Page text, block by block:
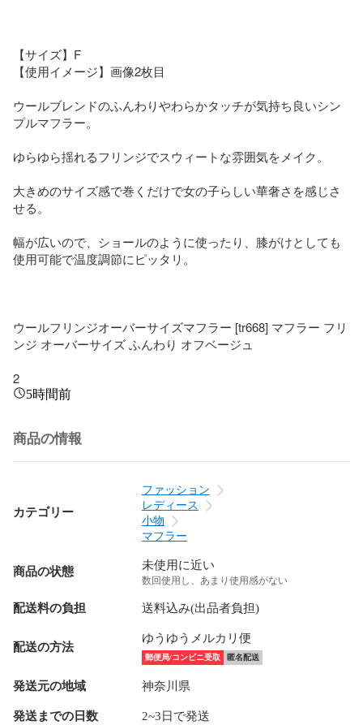
【サイズ】F
【使用イメージ】画像2枚目
ウールブレンドのふんわりやわらかタッチが気持ち良いシン
プルマフラー。
ゆらゆら揺れるフリンジでスウィートな雰囲気をメイク。
大きめのサイズ感で巻くだけで女の子らしい華奢さを感じさ
せる。
幅が広いので、ショールのように使ったり、膝がけとしても
使用可能で温度調節にピッタリ。
ウールフリンジオーバーサイズマフラー [tr668] マフラー フリ
ンジ オーバーサイズ ふんわり オフベージュ
2
5時間前
商品の情報
カテゴリー
ファッション
レディース
小物
マフラー
商品の状態 未使用に近い
数回使用し、あまり使用感がない
配送料の負担 送料込み(出品者負担)
配送の方法
ゆうゆうメルカリ便
郵便局/コンビニ受取 匿名配送
発送元の地域 神奈川県
発送までの日数 2~3日で発送